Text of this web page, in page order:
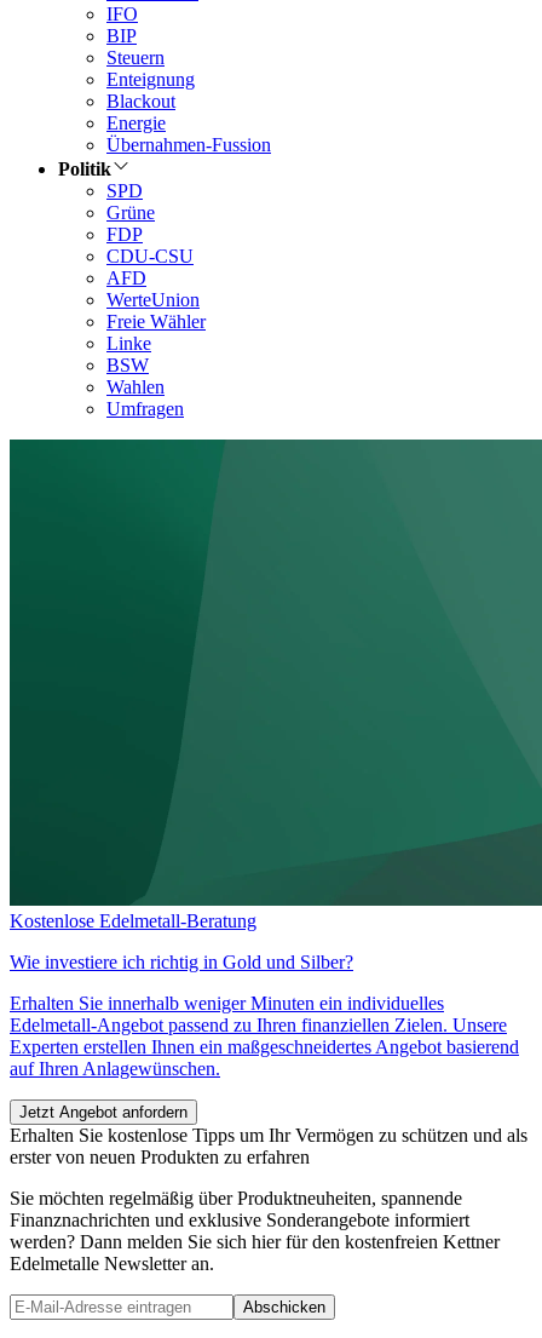
IFO
BIP
Steuern
Enteignung
Blackout
Energie
Übernahmen-Fussion
Politik
SPD
Grüne
FDP
CDU-CSU
AFD
WerteUnion
Freie Wähler
Linke
BSW
Wahlen
Umfragen
Kostenlose Edelmetall-Beratung
Wie investiere ich richtig in Gold und Silber?
Erhalten Sie innerhalb weniger Minuten ein individuelles
Edelmetall-Angebot passend zu Ihren finanziellen Zielen. Unsere
Experten erstellen Ihnen ein maßgeschneidertes Angebot basierend
auf Ihren Anlagewünschen.
Jetzt Angebot anfordern
Erhalten Sie kostenlose Tipps um Ihr Vermögen zu schützen und als
erster von neuen Produkten zu erfahren
Sie möchten regelmäßig über Produktneuheiten, spannende
Finanznachrichten und exklusive Sonderangebote informiert
werden? Dann melden Sie sich hier für den kostenfreien Kettner
Edelmetalle Newsletter an.
Abschicken